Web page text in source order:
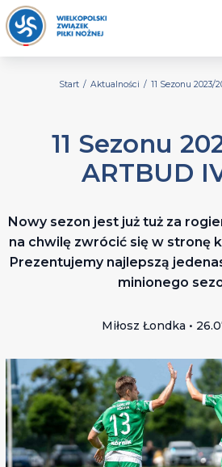
Start / Aktualności / 11 Sezonu 2023/
11 Sezonu
ARTBUD
Nowy sezon jest już tuż za
na chwilę zwrócić się w stronę
Prezentujemy najlepszą
minionego
Miłosz Łondka •